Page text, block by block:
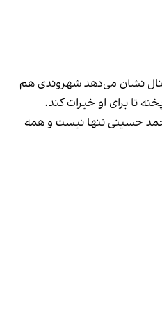
نشان می‌دهد شهروندی هم
تا برای او خیرات کند.
حسینی تنها نیست و همه